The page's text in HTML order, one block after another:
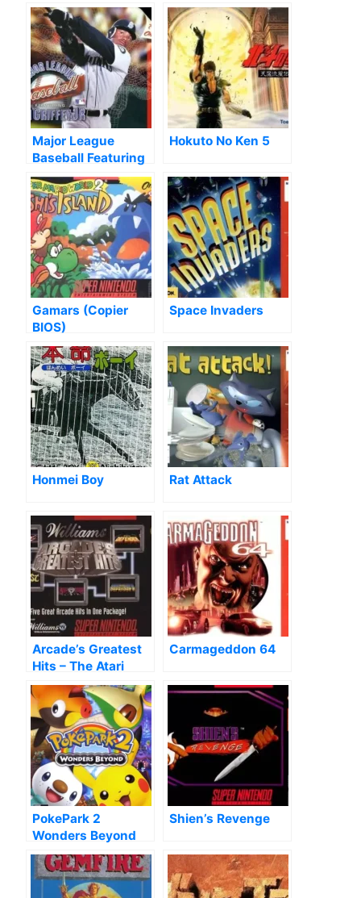
Wild
Major League
Baseball Featuring
Ken Griffey Jr.
Hokuto No Ken 5
Gamars (Copier
BIOS)
Space Invaders
Honmei Boy Rat Attack
Arcade’s Greatest
Hits – The Atari
Collection 1
Carmageddon 64
PokePark 2
Wonders Beyond
Shien’s Revenge